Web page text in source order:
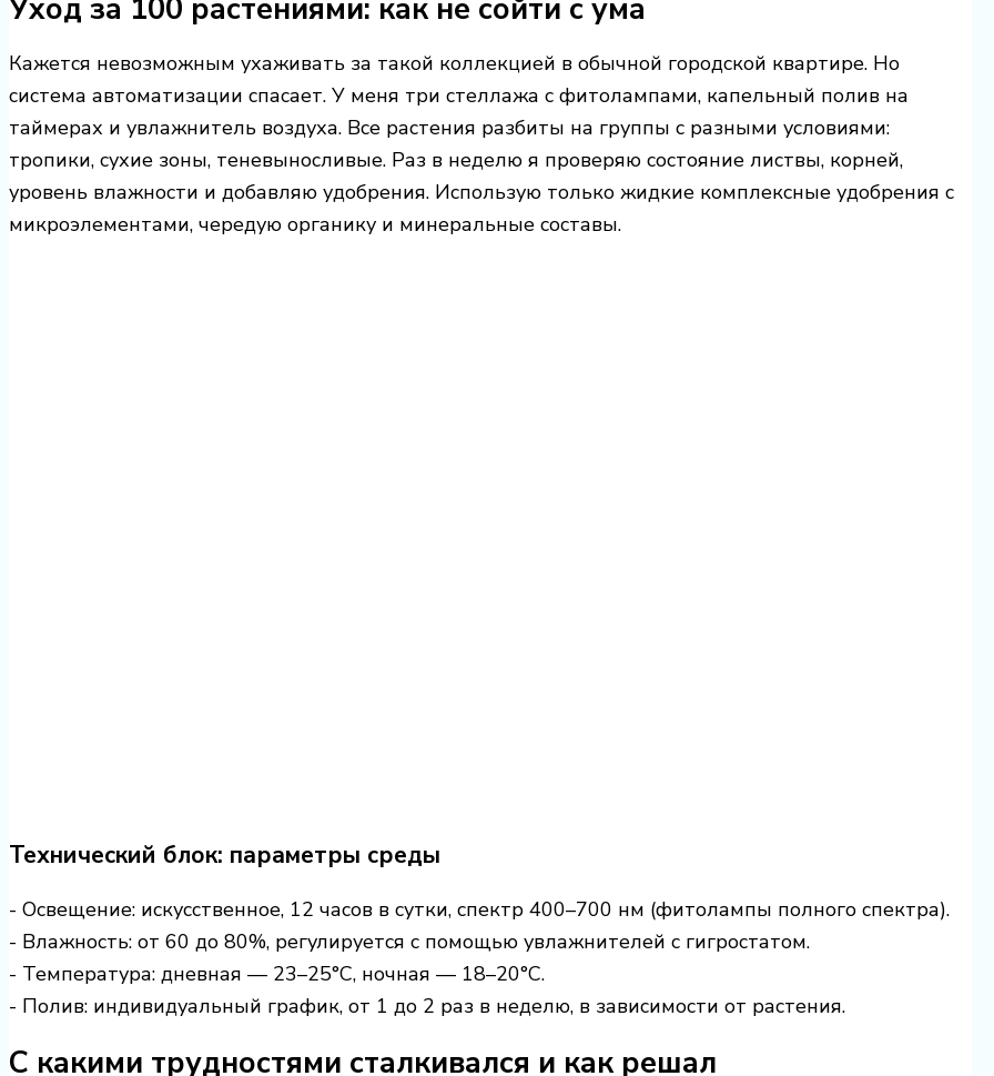
Уход за 100 растениями: как не сойти с ума
Кажется невозможным ухаживать за такой коллекцией в обычной городской квартире. Но
система автоматизации спасает. У меня три стеллажа с фитолампами, капельный полив на
таймерах и увлажнитель воздуха. Все растения разбиты на группы с разными условиями:
тропики, сухие зоны, теневыносливые. Раз в неделю я проверяю состояние листвы, корней,
уровень влажности и добавляю удобрения. Использую только жидкие комплексные удобрения с
микроэлементами, чередую органику и минеральные составы.
Технический блок: параметры среды
- Освещение: искусственное, 12 часов в сутки, спектр 400–700 нм (фитолампы полного спектра).
- Влажность: от 60 до 80%, регулируется с помощью увлажнителей с гигростатом.
- Температура: дневная — 23–25°C, ночная — 18–20°C.
- Полив: индивидуальный график, от 1 до 2 раз в неделю, в зависимости от растения.
С какими трудностями сталкивался и как решал